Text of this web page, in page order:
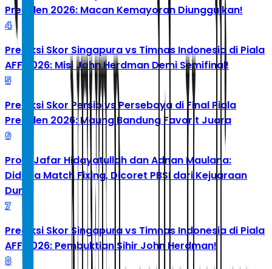
Presiden 2026: Macan Kemayoran Diunggulkan!
4
Prediksi Skor Singapura vs Timnas Indonesia di Piala
AFF 2026: Misi John Herdman Demi Semifinal!
5
Prediksi Skor Persib vs Persebaya di Final Piala
Presiden 2026: Maung Bandung Favorit Juara
6
Profil Jafar Hidayatullah dan Adnan Maulana:
Diduga Match Fixing, Dicoret PBSI dari Kejuaraan
Dunia
7
Prediksi Skor Singapura vs Timnas Indonesia di Piala
AFF 2026: Pembuktian Sihir John Herdman!
8